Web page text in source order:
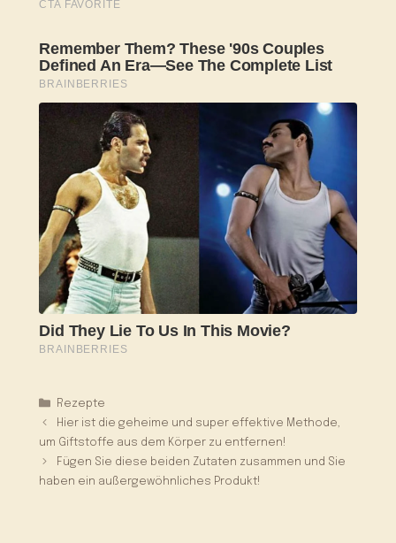
Kategorien
Rezepte
Hier ist die geheime und super effektive Methode,
um Giftstoffe aus dem Körper zu entfernen!
Fügen Sie diese beiden Zutaten zusammen und Sie
haben ein außergewöhnliches Produkt!